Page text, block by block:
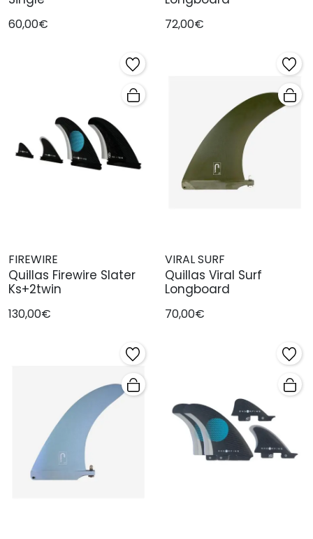
60,00€ 72,00€
FIREWIRE
Quillas Firewire Slater
Ks+2twin
130,00€
VIRAL SURF
Quillas Viral Surf
Longboard
70,00€